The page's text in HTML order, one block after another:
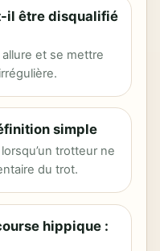
il être disqualifié
et se mettre
simple
trotteur ne
du trot.
hippique :